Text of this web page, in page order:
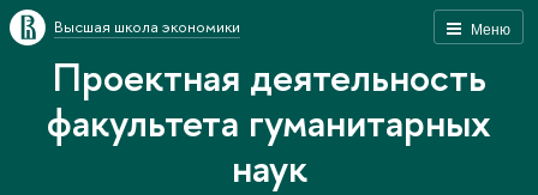
Меню
Высшая школа экономики
Проектная деятельность
факультета гуманитарных
наук